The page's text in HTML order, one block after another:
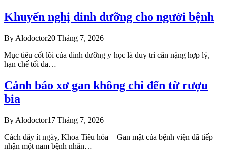
Khuyến nghị dinh dưỡng cho người bệnh
By Alodoctor20 Tháng 7, 2026
Mục tiêu cốt lõi của dinh dưỡng y học là duy trì cân nặng hợp lý,
hạn chế tối đa…
Cảnh báo xơ gan không chỉ đến từ rượu
bia
By Alodoctor17 Tháng 7, 2026
Cách đây ít ngày, Khoa Tiêu hóa – Gan mật của bệnh viện đã tiếp
nhận một nam bệnh nhân…